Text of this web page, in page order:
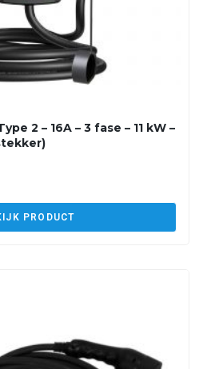
2 – 16A – 3 fase – 11 kW –
PRODUCT